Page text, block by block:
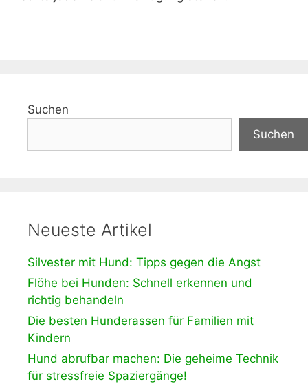
Suchen
Suchen
Neueste Artikel
Silvester mit Hund: Tipps gegen die Angst
Flöhe bei Hunden: Schnell erkennen und
richtig behandeln
Die besten Hunderassen für Familien mit
Kindern
Hund abrufbar machen: Die geheime Technik
für stressfreie Spaziergänge!